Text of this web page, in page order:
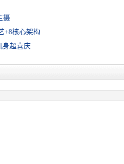
摄
+8核心架构
身超喜庆